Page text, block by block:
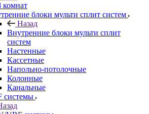
комнат
блоки мульти сплит систем
Назад
Внутренние блоки мульти сплит
систем
Настенные
Кассетные
Напольно-потолочные
Колонные
Канальные
системы